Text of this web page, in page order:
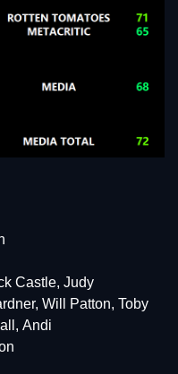
Castle, Judy
Will Patton, Toby
Andi